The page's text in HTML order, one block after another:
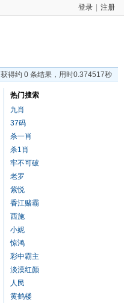
登录 注册
获得约 0 条结果，用时0.374517秒
热门搜索
九肖
37码
杀一肖
杀1肖
牢不可破
老罗
紫悦
香江赌霸
西施
小妮
惊鸿
彩中霸主
淡漠红颜
人民
黄鹤楼